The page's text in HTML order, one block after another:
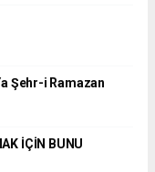
Şehr-i Ramazan
İÇİN BUNU